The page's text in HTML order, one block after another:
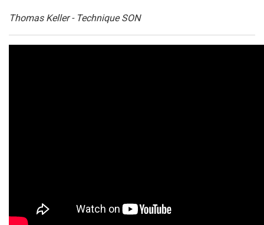
Thomas Keller - Technique SON